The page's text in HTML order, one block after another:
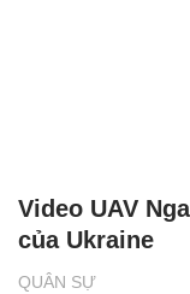
QUÂN SỰ
Video UAV
của Ukraine